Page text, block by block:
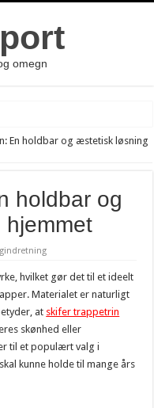
omegn
Skønhedsoplevelse
på Sogaardensunds
En holdbar og æstetisk løsning
holdbar og
hvilket gør det til et ideelt
Materialet er naturligt
at skifer trappetrin
skønhed eller
til et populært valg i
kunne holde til mange års